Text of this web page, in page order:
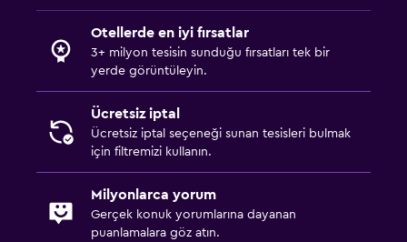
Çamaşırhane
Çamaşır yıkama tesisleri
Çamaşırhane
Pantolon presi
Ütü ve ütü masası
Otellerde en iyi fırsatlar
3+ milyon tesisin sunduğu fırsatları tek bir
yerde görüntüleyin.
Ücretsiz iptal
Ücretsiz iptal seçeneği sunan tesisleri bulmak
için filtremizi kullanın.
Milyonlarca yorum
Gerçek konuk yorumlarına dayanan
puanlamalara göz atın.